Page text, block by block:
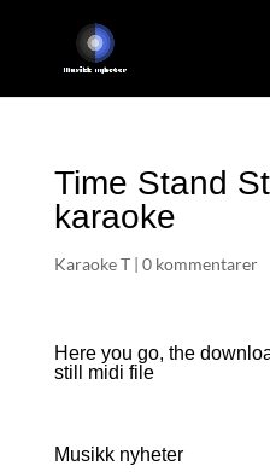
Time Stand
karaoke
Karaoke T| 0 kommentarer
Here you go, the
still
midi file
Musikk nyheter